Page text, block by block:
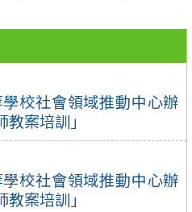
校社會領域推動中心辦
案培訓」
校社會領域推動中心辦
案培訓」